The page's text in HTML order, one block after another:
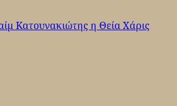
Κατουνακιώτης η Θεία Χάρις